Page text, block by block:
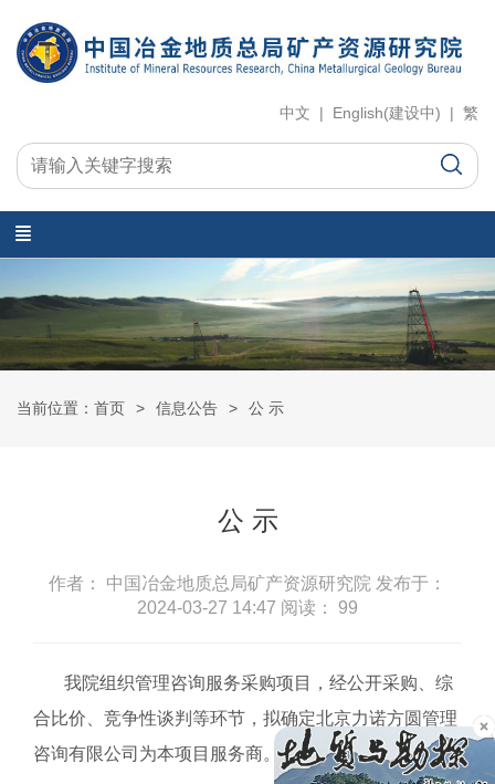
中文 | English(建设中) | 繁
当前位置：首页 信息公告 公 示
公 示
作者： 中国冶金地质总局矿产资源研究院 发布于：
2024-03-27 14:47 阅读： 99
我院组织管理咨询服务采购项目，经公开采购、综
合比价、竞争性谈判等环节，拟确定北京力诺方圆管理
咨询有限公司为本项目服务商。